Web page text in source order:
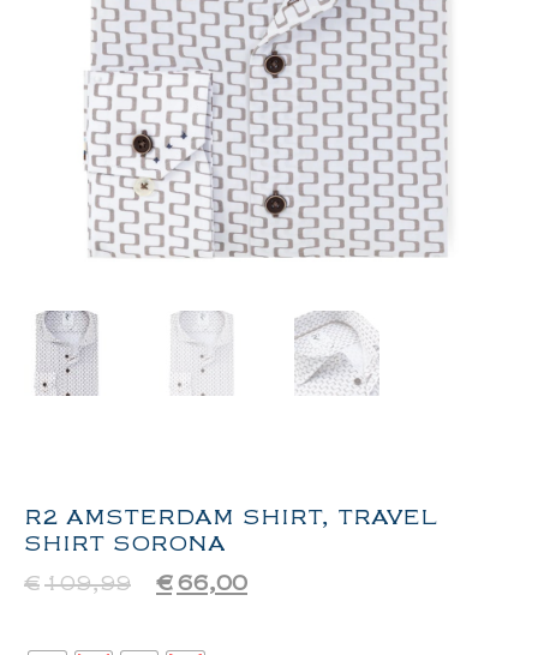
R2 AMSTERDAM SHIRT, TRAVEL
SHIRT SORONA
€109,99 € 66,00